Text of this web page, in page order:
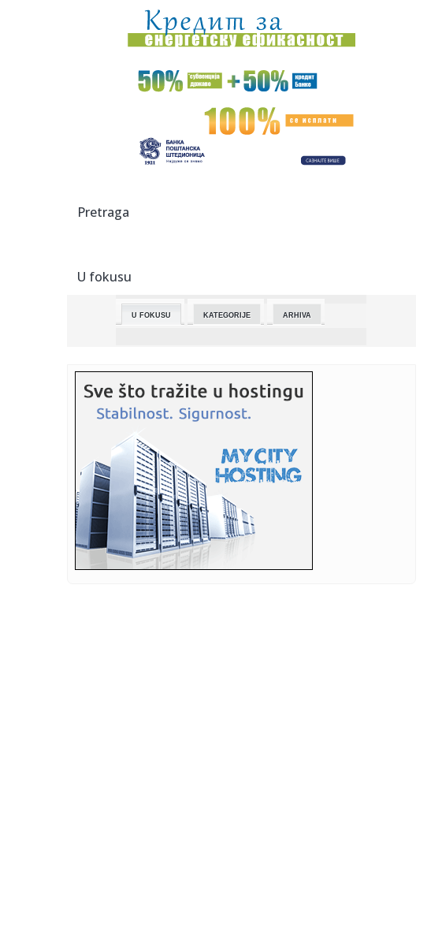
17:54:Mitrović: Dodik može biti kandidat za sve funkcije osim za
pred...
17:54:Drama u RiTE Gacko: Povrijeđeni radnik helikopterom
prebačen u ...
Domaći kapri sladoled od samo 4 sastojka
17:54:SPC otkrila koliko se vjernika poklonilo časnom pojasu,
17:54:
17:54: Novak: Razvoj električnih vozila je budućnost
17:53:U Rusiji osuđen na 16 godina zbog slanja 250 dolara u
Ukrajinu
17:53:Da li će izbori u nedjelju riješiti političku krizu na Kosovu?
17:43:TANKA JE LINIJA IZMEĐU PARTIZANA I LIBANA: Grobari ga
već videl...
17:36:Ruskinja Mira Andrejeva najbolja na Rolan Garosu
Pretraga
U fokusu
U FOKUSU KATEGORIJE ARHIVA